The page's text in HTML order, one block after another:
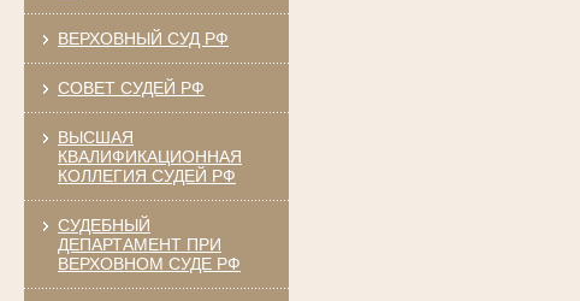
ВЕРХОВНЫЙ СУД РФ
СОВЕТ СУДЕЙ РФ
ВЫСШАЯ
КВАЛИФИКАЦИОННАЯ
КОЛЛЕГИЯ СУДЕЙ РФ
СУДЕБНЫЙ
ДЕПАРТАМЕНТ ПРИ
ВЕРХОВНОМ СУДЕ РФ